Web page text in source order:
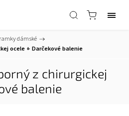
dámské /
ocele + Darčekové balenie
z chirurgickej
balenie